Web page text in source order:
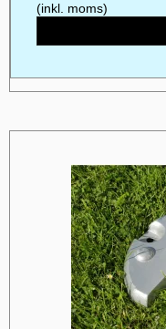
(inkl. moms)